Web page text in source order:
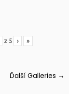
z 5 › »
Ďalší Galleries →